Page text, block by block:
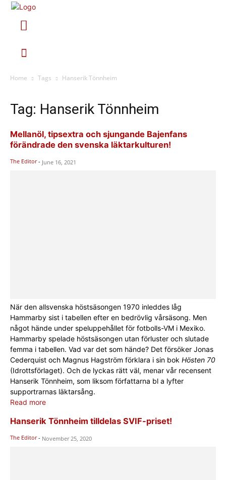
Home Tags Hanserik Tönnheim
Tag: Hanserik Tönnheim
Mellanöl, tipsextra och sjungande Bajenfans
förändrade den svenska läktarkulturen!
The Editor - June 16, 2021
När den allsvenska höstsäsongen 1970 inleddes låg
Hammarby sist i tabellen efter en bedrövlig vårsäsong. Men
något hände under speluppehållet för fotbolls-VM i Mexiko.
Hammarby spelade höstsäsongen utan förluster och slutade
femma i tabellen. Vad var det som hände? Det försöker Jonas
Cederquist och Magnus Hagström förklara i sin bok Hösten 70
(Idrottsförlaget). Och de lyckas rätt väl, menar vår recensent
Hanserik Tönnheim, som liksom författarna bl a lyfter
supportrarnas läktarsång.
Read more
Hanserik Tönnheim tilldelas SVIF-priset!
The Editor - November 25, 2020